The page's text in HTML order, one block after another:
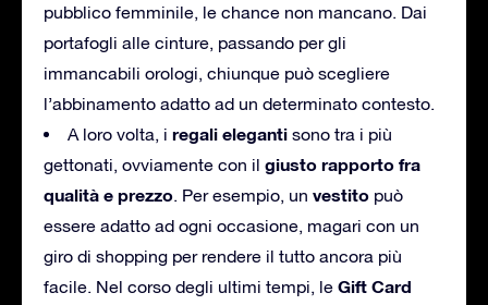
pubblico femminile, le chance non mancano. Dai
portafogli alle cinture, passando per gli
immancabili orologi, chiunque può scegliere
l’abbinamento adatto ad un determinato contesto.
A loro volta, i regali eleganti sono tra i più
gettonati, ovviamente con il giusto rapporto fra
qualità e prezzo. Per esempio, un vestito può
essere adatto ad ogni occasione, magari con un
giro di shopping per rendere il tutto ancora più
facile. Nel corso degli ultimi tempi, le Gift Card